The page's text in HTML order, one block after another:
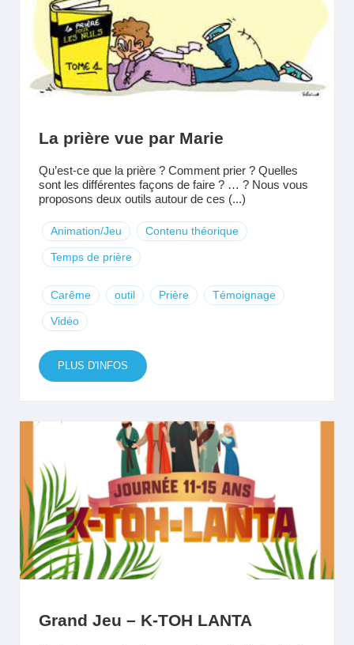
La prière vue par Marie
Qu’est-ce que la prière ? Comment prier ? Quelles
sont les différentes façons de faire ? … ? Nous vous
proposons deux outils autour de ces (...)
Animation/Jeu Contenu théorique
Temps de prière
Carême outil Prière Témoignage
Vidéo
PLUS D'INFOS
Grand Jeu – K-TOH LANTA